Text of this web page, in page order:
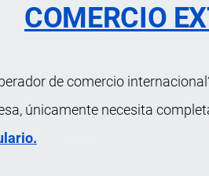
COMERCIO
de comercio
únicamente necesita
En la agricultura para